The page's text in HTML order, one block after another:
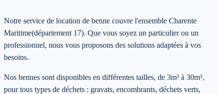
Notre service de location de benne couvre l'ensemble Charente
Maritime(département 17). Que vous soyez un particulier ou un
professionnel, nous vous proposons des solutions adaptées à vos
besoins.
Nos bennes sont disponibles en différentes tailles, de 3m³ à 30m³,
pour tous types de déchets : gravats, encombrants, déchets verts,